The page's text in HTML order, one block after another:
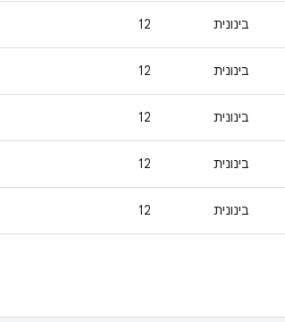
בינונית 12
בינונית 12
בינונית 12
בינונית 12
בינונית 12